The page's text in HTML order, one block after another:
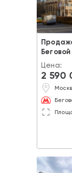
Беговой
Цена:
2 590